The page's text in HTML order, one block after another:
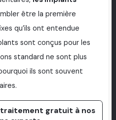
être la première
qu’ils ont entendue
sont conçus pour les
standard ne sont plus
ils sont souvent
traitement gratuit à nos